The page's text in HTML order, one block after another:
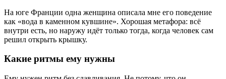
На юге Франции одна женщина описала мне его поведение
как «вода в каменном кувшине». Хорошая метафора: всё
внутри есть, но наружу идёт только тогда, когда человек сам
решил открыть крышку.
Какие ритмы ему нужны